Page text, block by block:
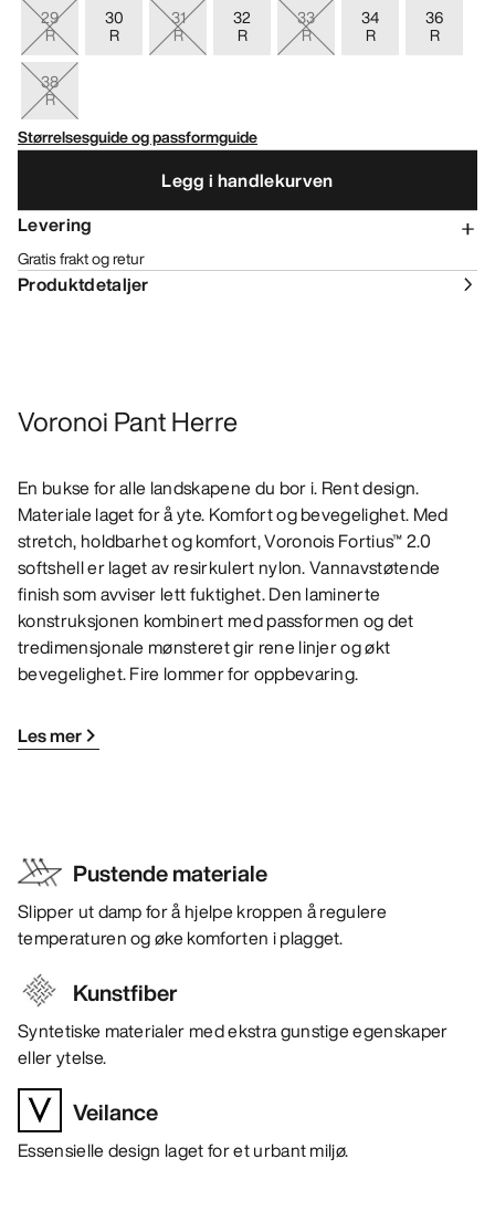
29
R
30
R
31
R
32
R
33
R
34
R
36
R
38
R
Størrelsesguide og passformguide
Legg i handlekurven
Levering
Gratis frakt og retur
Produktdetaljer
Voronoi Pant Herre
En bukse for alle landskapene du bor i. Rent design.
Materiale laget for å yte. Komfort og bevegelighet. Med
stretch, holdbarhet og komfort, Voronois Fortius™ 2.0
softshell er laget av resirkulert nylon. Vannavstøtende
finish som avviser lett fuktighet. Den laminerte
konstruksjonen kombinert med passformen og det
tredimensjonale mønsteret gir rene linjer og økt
bevegelighet. Fire lommer for oppbevaring.
Les mer
Pustende materiale
Slipper ut damp for å hjelpe kroppen å regulere
temperaturen og øke komforten i plagget.
Kunstfiber
Syntetiske materialer med ekstra gunstige egenskaper
eller ytelse.
Veilance
Essensielle design laget for et urbant miljø.